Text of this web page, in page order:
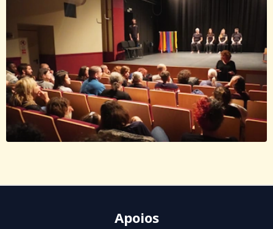
Apoios